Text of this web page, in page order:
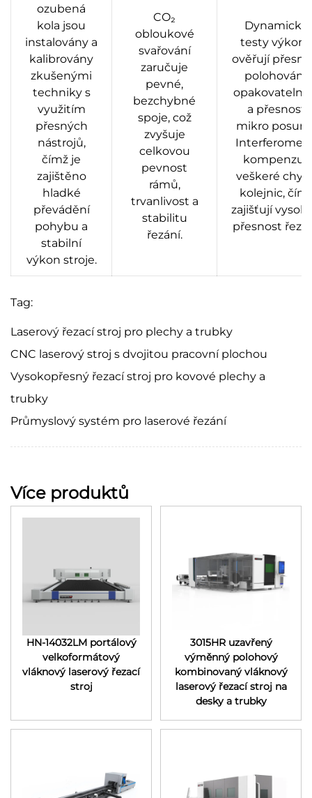
ozubená
kola jsou
instalovány a
kalibrovány
zkušenými
techniky s
využitím
přesných
nástrojů,
čímž je
zajištěno
hladké
převádění
pohybu a
stabilní
výkon stroje.
CO₂
obloukové
svařování
zaručuje
pevné,
bezchybné
spoje, což
zvyšuje
celkovou
pevnost
rámů,
trvanlivost a
stabilitu
řezání.
Dynamické
testy
ověřují
polohování,
a přesnost
mikro
kompenzují
veškeré
kolejnic,
zajišťují
přesnost
Tag:
Laserový řezací stroj pro plechy a trubky
CNC laserový stroj s dvojitou pracovní plochou
Vysokopřesný řezací stroj pro kovové plechy a
trubky
Průmyslový systém pro laserové řezání
Více produktů
HN-14032LM portálový
velkoformátový
vláknový laserový řezací
stroj
3015HR uzavřený
výměnný polohový
kombinovaný vláknový
laserový řezací stroj na
desky a trubky